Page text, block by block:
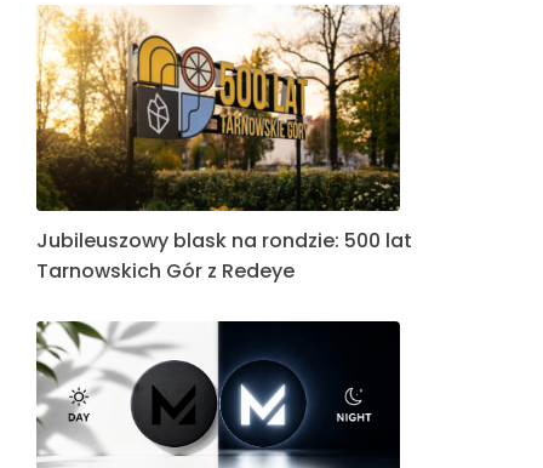
Jubileuszowy blask na rondzie: 500 lat
Tarnowskich Gór z Redeye